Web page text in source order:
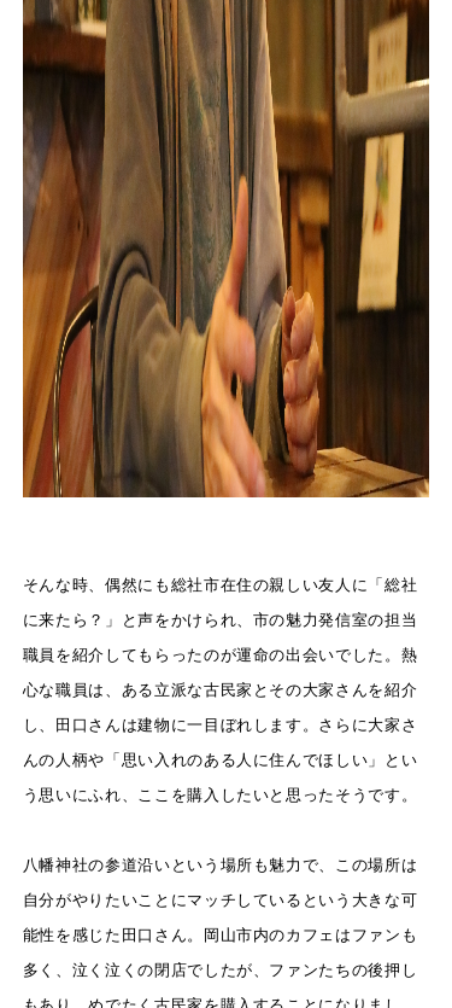
そんな時、偶然にも総社市在住の親しい友人に「総社
に来たら？」と声をかけられ、市の魅力発信室の担当
職員を紹介してもらったのが運命の出会いでした。熱
心な職員は、ある立派な古民家とその大家さんを紹介
し、田口さんは建物に一目ぼれします。さらに大家さ
んの人柄や「思い入れのある人に住んでほしい」とい
う思いにふれ、ここを購入したいと思ったそうです。
八幡神社の参道沿いという場所も魅力で、この場所は
自分がやりたいことにマッチしているという大きな可
能性を感じた田口さん。岡山市内のカフェはファンも
多く、泣く泣くの閉店でしたが、ファンたちの後押し